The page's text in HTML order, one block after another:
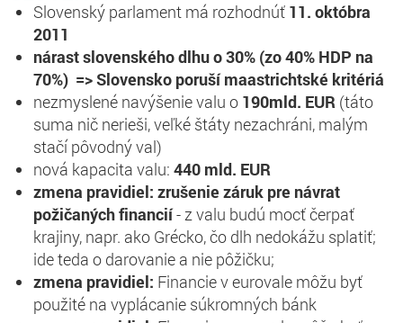
Slovenský parlament má rozhodnúť 11. októbra
2011
nárast slovenského dlhu o 30% (zo 40% HDP na
70%) =>Slovensko poruší maastrichtské kritériá
nezmyslené navýšenie valu o 190mld. EUR (táto
suma nič nerieši, veľké štáty nezachráni, malým
stačí pôvodný val)
nová kapacita valu: 440 mld. EUR
zmena pravidiel: zrušenie záruk pre návrat
požičaných financií- z valu budú mocť čerpať
krajiny, napr. ako Grécko, čo dlh nedokážu splatiť;
ide teda o darovanie a nie pôžičku;
zmena pravidiel: Financie v eurovale môžu byť
použité na vyplácanie súkromných bánk